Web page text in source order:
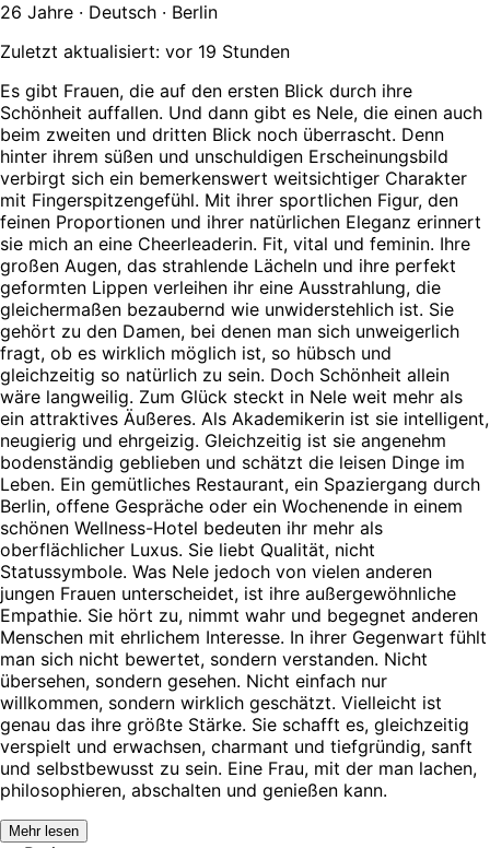
26 Jahre · Deutsch · Berlin
Zuletzt aktualisiert: vor 19 Stunden
Es gibt Frauen, die auf den ersten Blick durch ihre
Schönheit auffallen. Und dann gibt es Nele, die einen auch
beim zweiten und dritten Blick noch überrascht. Denn
hinter ihrem süßen und unschuldigen Erscheinungsbild
verbirgt sich ein bemerkenswert weitsichtiger Charakter
mit Fingerspitzengefühl. Mit ihrer sportlichen Figur, den
feinen Proportionen und ihrer natürlichen Eleganz erinnert
sie mich an eine Cheerleaderin. Fit, vital und feminin. Ihre
großen Augen, das strahlende Lächeln und ihre perfekt
geformten Lippen verleihen ihr eine Ausstrahlung, die
gleichermaßen bezaubernd wie unwiderstehlich ist. Sie
gehört zu den Damen, bei denen man sich unweigerlich
fragt, ob es wirklich möglich ist, so hübsch und
gleichzeitig so natürlich zu sein. Doch Schönheit allein
wäre langweilig. Zum Glück steckt in Nele weit mehr als
ein attraktives Äußeres. Als Akademikerin ist sie intelligent,
neugierig und ehrgeizig. Gleichzeitig ist sie angenehm
bodenständig geblieben und schätzt die leisen Dinge im
Leben. Ein gemütliches Restaurant, ein Spaziergang durch
Berlin, offene Gespräche oder ein Wochenende in einem
schönen Wellness-Hotel bedeuten ihr mehr als
oberflächlicher Luxus. Sie liebt Qualität, nicht
Statussymbole. Was Nele jedoch von vielen anderen
jungen Frauen unterscheidet, ist ihre außergewöhnliche
Empathie. Sie hört zu, nimmt wahr und begegnet anderen
Menschen mit ehrlichem Interesse. In ihrer Gegenwart fühlt
man sich nicht bewertet, sondern verstanden. Nicht
übersehen, sondern gesehen. Nicht einfach nur
willkommen, sondern wirklich geschätzt. Vielleicht ist
genau das ihre größte Stärke. Sie schafft es, gleichzeitig
verspielt und erwachsen, charmant und tiefgründig, sanft
und selbstbewusst zu sein. Eine Frau, mit der man lachen,
philosophieren, abschalten und genießen kann.
Mehr lesen